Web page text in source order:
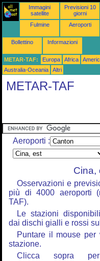
Immagini
satellite
Previsioni 10
giorni
Fulmine Aeroporti
Bollettino Informazioni
METAR-TAF: Europa Africa
Australia-Oceania
Altri
METAR-TAF
Aeroporti :
Cina,
Osservazioni e
più di 4000 aeroporti
TAF).
Le stazioni
dai dischi gialli e rossi
Puntare il mouse
stazione.
Clicca sopra